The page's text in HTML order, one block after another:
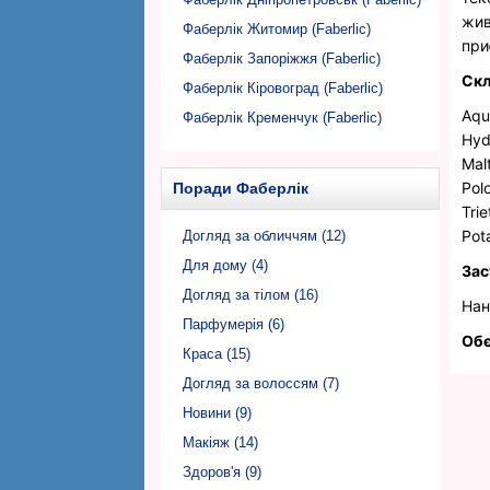
Фаберлік Житомир (Faberlic)
Фаберлік Запоріжжя (Faberlic)
Фаберлік Кіровоград (Faberlic)
Фаберлік Кременчук (Faberlic)
Фаберлік Миколаїв (Faberlic)
Фаберлік Нікополь (Faberlic)
Фаберлік Одеса (Faberlic)
Фаберлік Полтава (Faberlic)
Фаберлік Рівне (Faberlic)
Фаберлік Суми (Faberlic)
Фаберлік Тернопіль (Faberlic)
Фаберлік Ужгород (Faberlic)
Фаберлік Харків (Faberlic)
Поради Фаберлік
Догляд за обличчям (12)
Для дому (4)
Догляд за тілом (16)
Парфумерія (6)
Краса (15)
Догляд за волоссям (7)
Новини (9)
Макіяж (14)
Здоров'я (9)